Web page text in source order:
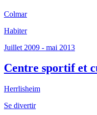
Colmar
Habiter
Juillet 2009 - mai 2013
Centre sportif et
Herrlisheim
Se divertir